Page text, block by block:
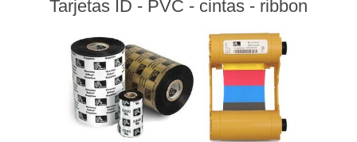
Tarjetas ID - PVC - cintas - ribbon